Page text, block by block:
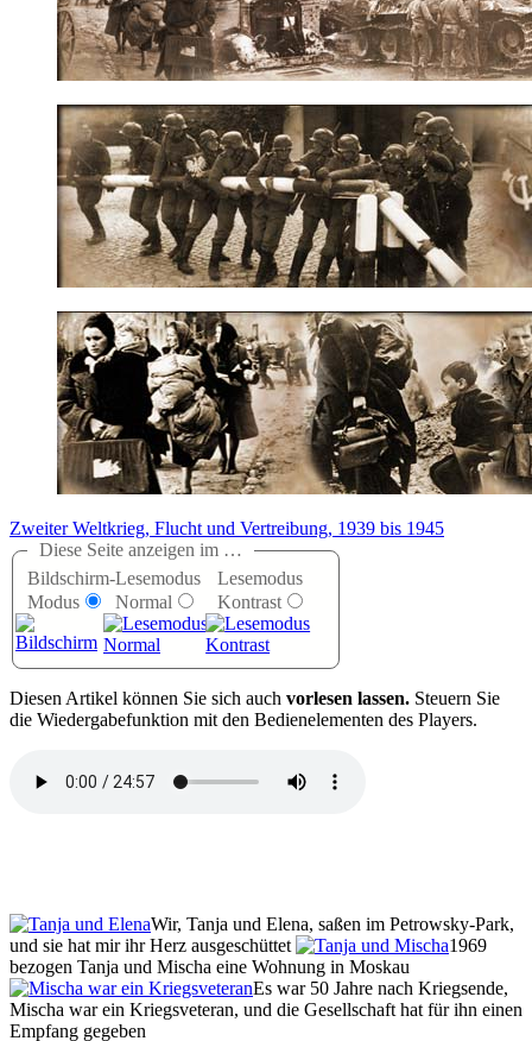
Zweiter Weltkrieg, Flucht und Vertreibung, 1939 bis 1945
Diese Seite anzeigen im …
Bildschirm-
Modus
Lesemodus
Normal
Lesemodus
Kontrast
Diesen Artikel können Sie sich auch vorlesen lassen. Steuern Sie
die Wiedergabefunktion mit den Bedienelementen des Players.
Wir, Tanja und Elena, saßen im Petrowsky-Park,
und sie hat mir ihr Herz ausgeschüttet
1969
bezogen Tanja und Mischa eine Wohnung in Moskau
Es war 50 Jahre nach Kriegsende,
Mischa war ein Kriegsveteran, und die Gesellschaft hat für ihn einen
Empfang gegeben